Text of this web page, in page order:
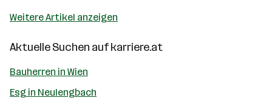
Weitere Artikel anzeigen
Aktuelle Suchen aufkarriere.at
Bauherren in Wien
Esg in Neulengbach